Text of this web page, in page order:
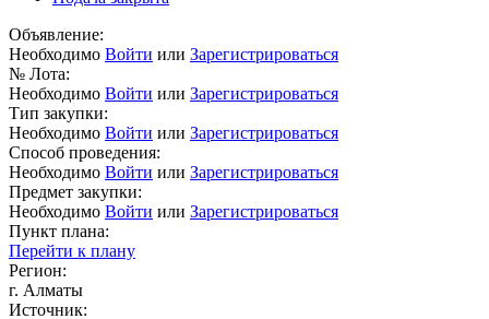
Объявление:
Необходимо Войти или Зарегистрироваться
№ Лота:
Необходимо Войти или Зарегистрироваться
Тип закупки:
Необходимо Войти или Зарегистрироваться
Способ проведения:
Необходимо Войти или Зарегистрироваться
Предмет закупки:
Необходимо Войти или Зарегистрироваться
Пункт плана:
Перейти к плану
Регион:
г. Алматы
Источник: